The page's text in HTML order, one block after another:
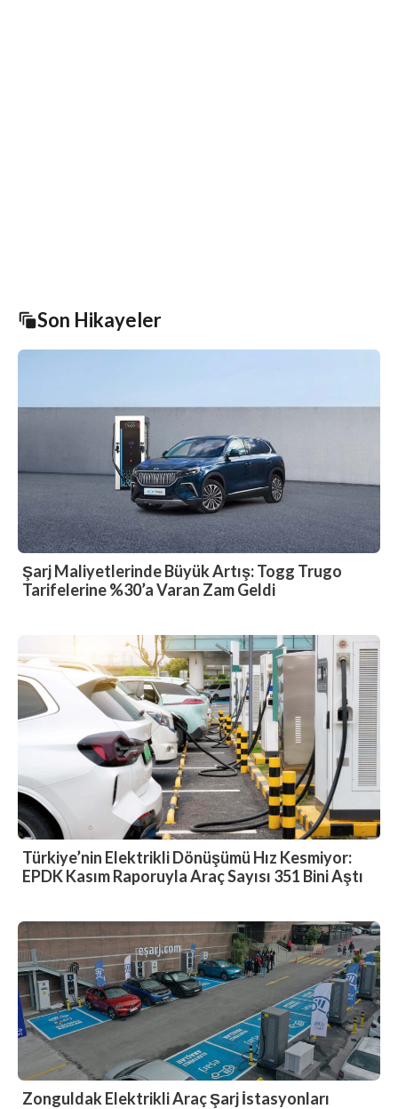
Son Hikayeler
Şarj Maliyetlerinde Büyük Artış: Togg Trugo
Tarifelerine %30’a Varan Zam Geldi
Türkiye’nin Elektrikli Dönüşümü Hız Kesmiyor:
EPDK Kasım Raporuyla Araç Sayısı 351 Bini Aştı
Zonguldak Elektrikli Araç Şarj İstasyonları